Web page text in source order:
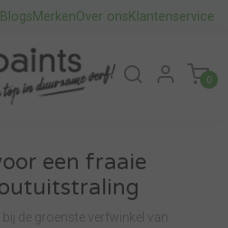
BlogsMerkenOver onsKlantenservice
0
een fraaie
de groenste verfwinkel van